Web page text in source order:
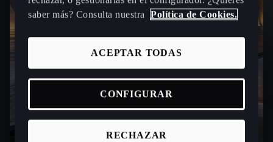
saber más? Consulta nuestra
Política de Cookies.
RECHAZAR
ACEPTAR TODAS
CONFIGURAR